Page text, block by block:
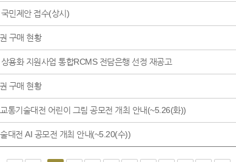
민제안 접수(상시)
구매 현황
용화 지원사업 통합RCMS 전담은행 선정 재공고
구매 현황
통기술대전 어린이 그림 공모전 개최 안내(~5.26(화))
대전 AI 공모전 개최 안내(~5.20(수))